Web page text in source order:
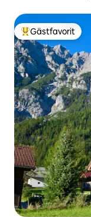
Populär gästfavorit
Gästfavorit